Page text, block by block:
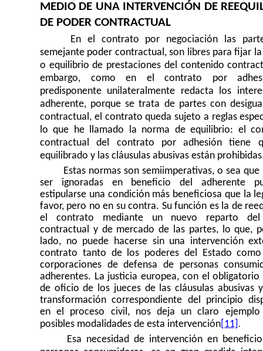
MEDIO DE UNA INTERVENCIÓN DE
DE PODER CONTRACTUAL
En el contrato por negociación las
semejante poder contractual, son libres para fijar
o equilibrio de prestaciones del contenido
embargo, como en el contrato por
predisponente unilateralmente redacta los
adherente, porque se trata de partes con
contractual, el contrato queda sujeto a reglas
lo que he llamado la norma de equilibrio: el
contractual del contrato por adhesión tiene
equilibrado y las cláusulas abusivas están
Estas normas son semiimperativas, o sea que
ser ignoradas en beneficio del adherente
estipularse una condición más beneficiosa que la
favor, pero no en su contra. Su función es la de
el contrato mediante un nuevo reparto del
contractual y de mercado de las partes, lo que,
lado, no puede hacerse sin una intervención
contrato tanto de los poderes del Estado
corporaciones de defensa de personas
adherentes. La justicia europea, con el
de oficio de los jueces de las cláusulas abusivas
transformación correspondiente del principio
en el proceso civil, nos deja un claro
posibles modalidades de esta intervención [11] .
Esa necesidad de intervención en